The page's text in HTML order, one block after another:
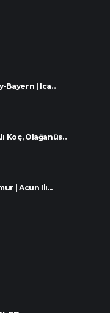
Bayern | Ica...
Koç, Olağanüs...
| Acun Ilı...